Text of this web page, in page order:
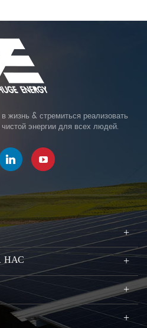
жизнь & стремиться реализовать
энергии для всех людей.
НАС